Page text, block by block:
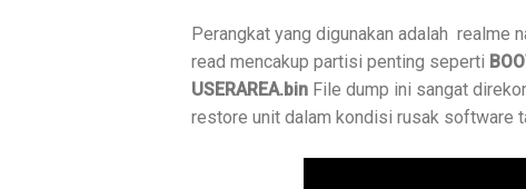
Perangkat yang digunakan adalah realme
read mencakup partisi penting seperti
USERAREA.bin File dump ini sangat
restore unit dalam kondisi rusak software